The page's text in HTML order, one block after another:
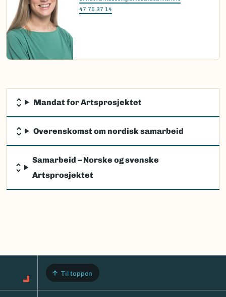
47 75 37 14
Mandat for Artsprosjektet
Overenskomst om nordisk samarbeid
Samarbeid – Norske og svenske
Artsprosjektet
Til toppen